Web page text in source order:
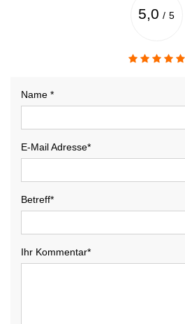
5,0 / 5
Name *
E-Mail Adresse*
Betreff*
Ihr Kommentar*